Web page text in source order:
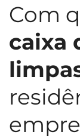
Com
caixa